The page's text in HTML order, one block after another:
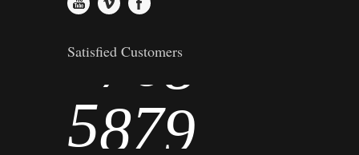
Satisfied Customers
4
5
7
8
6
7
8
9